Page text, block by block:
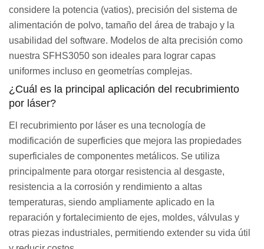
considere la potencia (vatios), precisión del sistema de
alimentación de polvo, tamaño del área de trabajo y la
usabilidad del software. Modelos de alta precisión como
nuestra SFHS3050 son ideales para lograr capas
uniformes incluso en geometrías complejas.
¿Cuál es la principal aplicación del recubrimiento
por láser?
El recubrimiento por láser es una tecnología de
modificación de superficies que mejora las propiedades
superficiales de componentes metálicos. Se utiliza
principalmente para otorgar resistencia al desgaste,
resistencia a la corrosión y rendimiento a altas
temperaturas, siendo ampliamente aplicado en la
reparación y fortalecimiento de ejes, moldes, válvulas y
otras piezas industriales, permitiendo extender su vida útil